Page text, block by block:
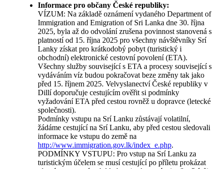
Informace pro občany České republiky:
VÍZUM: Na základě oznámení vydaného Department of
Immigration and Emigration of Sri Lanka dne 30. října
2025, byla až do odvolání zrušena povinnost stanovená s
platností od 15. října 2025 pro všechny návštěvníky Srí
Lanky získat pro krátkodobý pobyt (turistický i
obchodní) elektronické cestovní povolení (ETA).
Všechny služby související s ETA a procesy související s
vydáváním víz budou pokračovat beze změny tak jako
před 15. říjnem 2025. Velvyslanectví České republiky v
Dillí doporučuje cestujícím ověřit si podmínky
vyžadování ETA před cestou rovněž u dopravce (letecké
společnosti).
Podmínky vstupu na Srí Lanku zůstávají volatilní,
žádáme cestující na Srí Lanku, aby před cestou sledovali
informace ke vstupu do země na
http://www.immigration.gov.lk/index_e.php.
PODMÍNKY VSTUPU: Pro vstup na Srí Lanku za
turistickým účelem se musí cestující po příletu prokázat